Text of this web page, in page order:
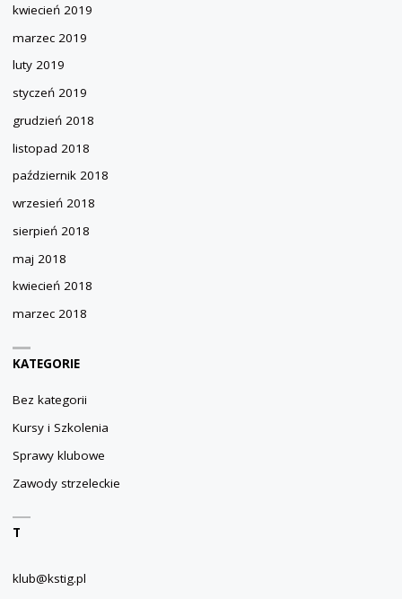
kwiecień 2019
marzec 2019
luty 2019
styczeń 2019
grudzień 2018
listopad 2018
październik 2018
wrzesień 2018
sierpień 2018
maj 2018
kwiecień 2018
marzec 2018
KATEGORIE
Bez kategorii
Kursy i Szkolenia
Sprawy klubowe
Zawody strzeleckie
T
klub@kstig.pl